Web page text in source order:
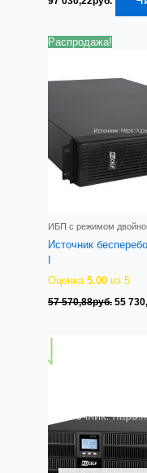
Распродажа!
ИБП с режимом
Источник
Оценка5.00 из 5
57 570,88руб. 55